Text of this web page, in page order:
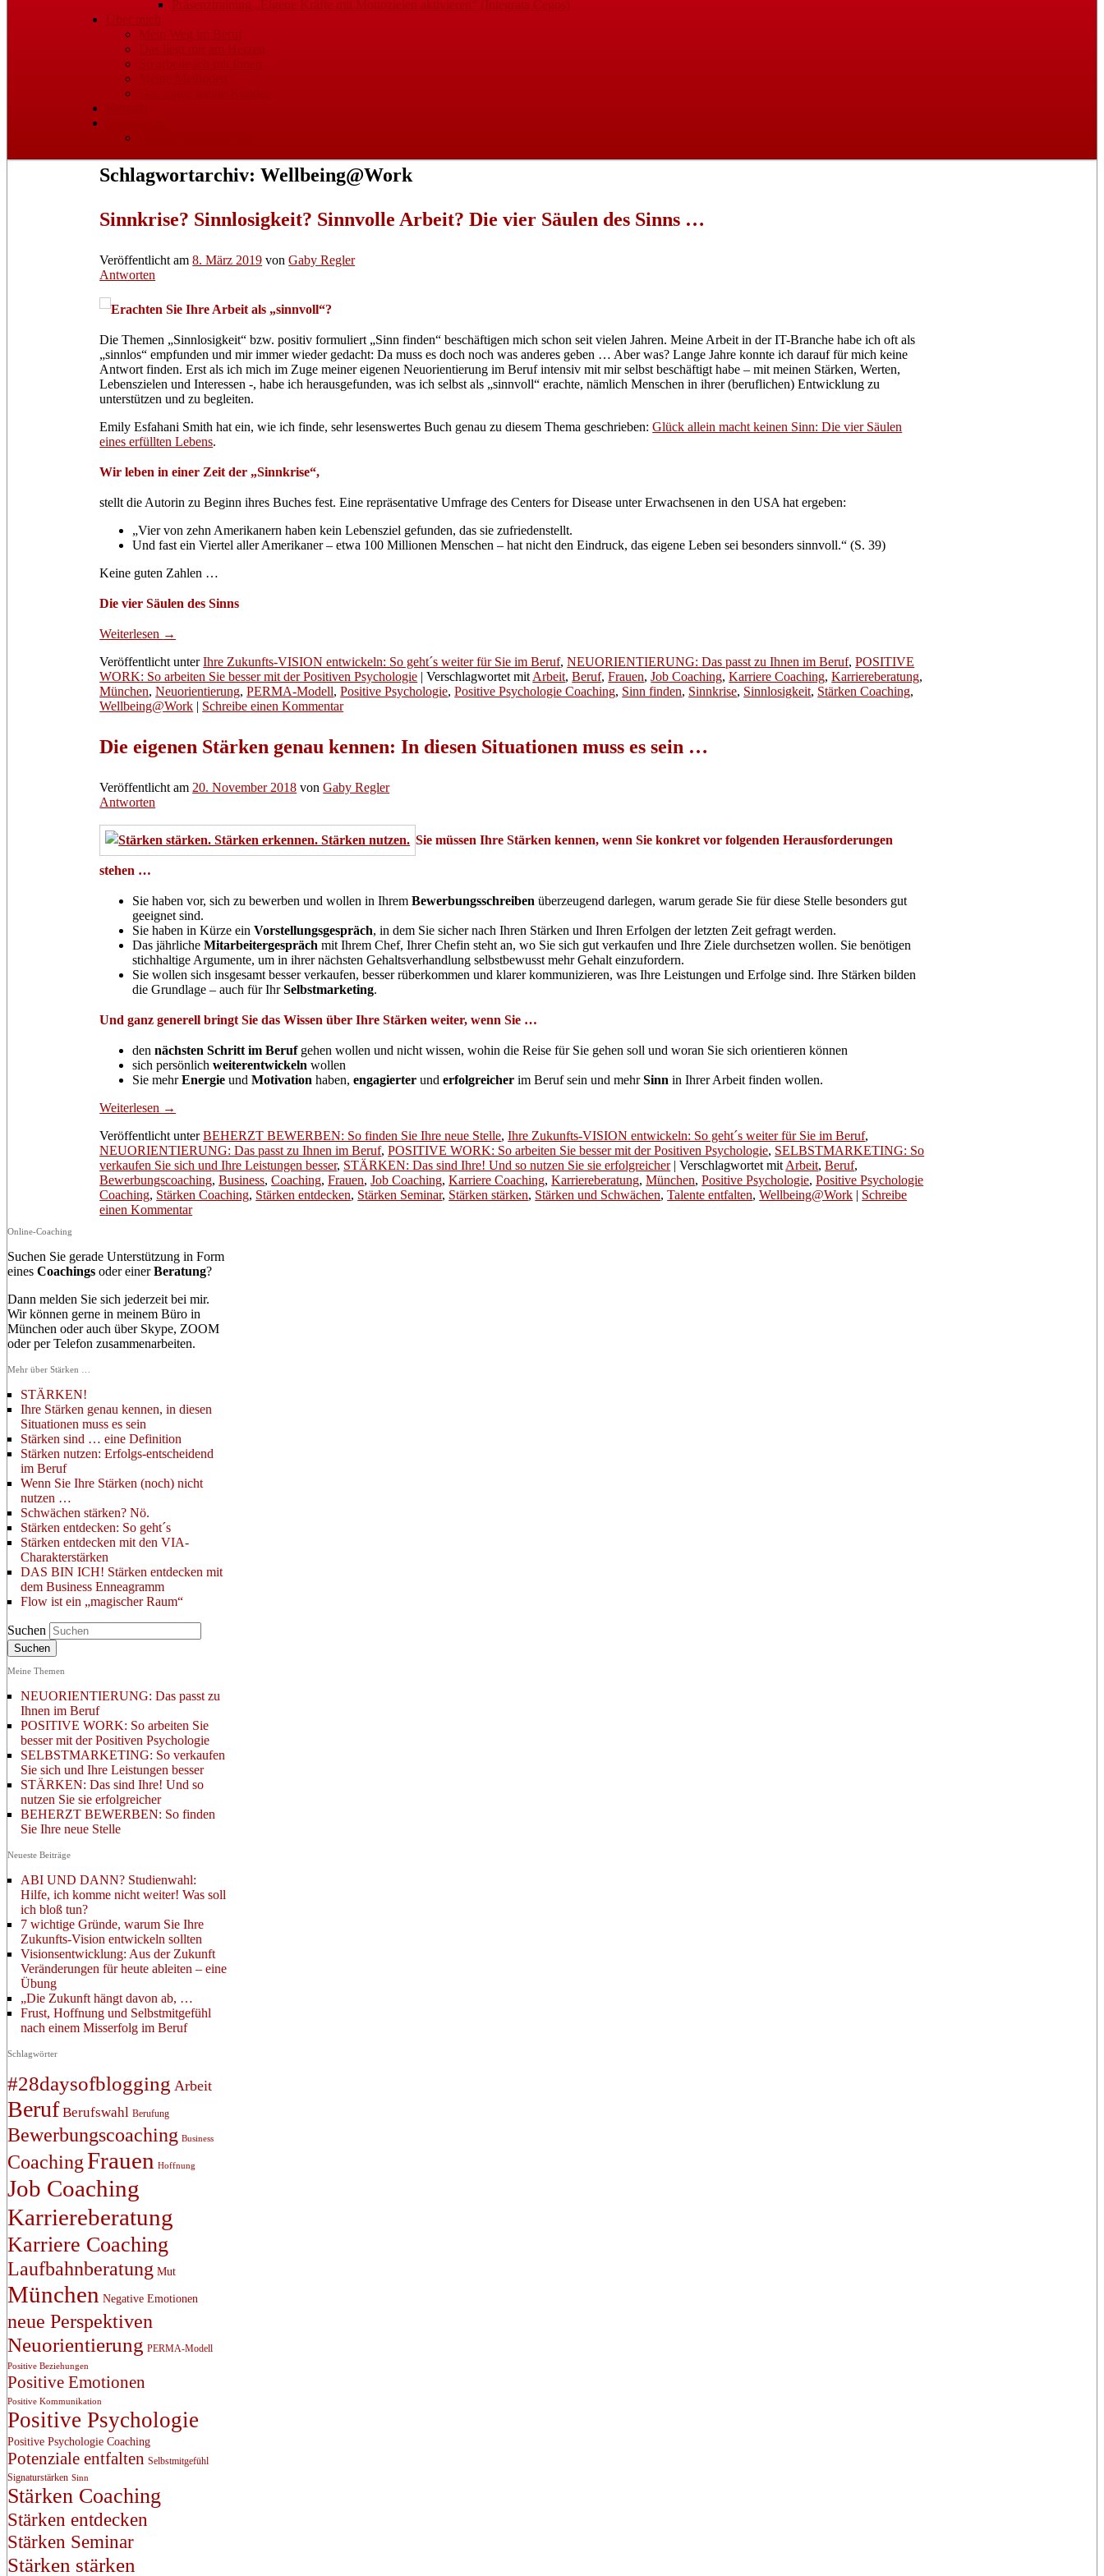
Präsenztraining „Eigene Kräfte mit Mottozielen aktivieren“ (Integrata Cegos)
Über mich
Mein Weg im Beruf
Schlagwortarchiv:Wellbeing@Work
Sinnkrise? Sinnlosigkeit? Sinnvolle Arbeit? Die vier Säulen des Sinns …
Veröffentlicht am8. März 2019 vonGaby Regler
Antworten
Erachten Sie Ihre Arbeit als „sinnvoll“?
Die Themen „Sinnlosigkeit“ bzw. positiv formuliert „Sinn finden“ beschäftigen mich schon seit vielen Jahren. Meine Arbeit in der IT-Branche habe ich oft als
„sinnlos“ empfunden und mir immer wieder gedacht: Da muss es doch noch was anderes geben … Aber was? Lange Jahre konnte ich darauf für mich keine
Antwort finden. Erst als ich mich im Zuge meiner eigenen Neuorientierung im Beruf intensiv mit mir selbst beschäftigt habe – mit meinen Stärken, Werten,
Lebenszielen und Interessen -, habe ich herausgefunden, was ich selbst als „sinnvoll“ erachte, nämlich Menschen in ihrer (beruflichen) Entwicklung zu
unterstützen und zu begleiten.
Emily Esfahani Smith hat ein, wie ich finde, sehr lesenswertes Buch genau zu diesem Thema geschrieben:Glück allein macht keinen Sinn: Die vier Säulen
eines erfüllten Lebens.
Wir leben in einer Zeit der „Sinnkrise“,
stellt die Autorin zu Beginn ihres Buches fest. Eine repräsentative Umfrage des Centers for Disease unter Erwachsenen in den USA hat ergeben:
„Vier von zehn Amerikanern haben kein Lebensziel gefunden, das sie zufriedenstellt.
Und fast ein Viertel aller Amerikaner – etwa 100 Millionen Menschen – hat nicht den Eindruck, das eigene Leben sei besonders sinnvoll.“ (S. 39)
Keine guten Zahlen …
Die vier Säulen des Sinns
Weiterlesen →
Veröffentlicht unter Ihre Zukunfts-VISION entwickeln: So geht´s weiter für Sie im Beruf,NEUORIENTIERUNG: Das passt zu Ihnen im Beruf,POSITIVE
WORK: So arbeiten Sie besser mit der Positiven Psychologie |Verschlagwortet mitArbeit,Beruf,Frauen,Job Coaching,Karriere Coaching,Karriereberatung,
München,Neuorientierung,PERMA-Modell,Positive Psychologie,Positive Psychologie Coaching, Sinn finden, Sinnkrise, Sinnlosigkeit, Stärken Coaching,
Wellbeing@Work | Schreibe einen Kommentar
Die eigenen Stärken genau kennen: In diesen Situationen muss es sein …
Veröffentlicht am20. November 2018 vonGaby Regler
Antworten
Sie müssen Ihre Stärken kennen, wenn Sie konkret vor folgenden Herausforderungen
stehen …
Sie haben vor, sich zu bewerben und wollen in IhremBewerbungsschreibenüberzeugend darlegen, warum gerade Sie für diese Stelle besonders gut
geeignet sind.
Sie haben in Kürze einVorstellungsgespräch, in dem Sie sicher nach Ihren Stärken und Ihren Erfolgen der letzten Zeit gefragt werden.
Das jährlicheMitarbeitergespräch mit Ihrem Chef, Ihrer Chefin steht an, wo Sie sich gut verkaufen und Ihre Ziele durchsetzen wollen. Sie benötigen
stichhaltige Argumente, um in ihrer nächsten Gehaltsverhandlung selbstbewusst mehr Gehalt einzufordern.
Sie wollen sich insgesamt besser verkaufen, besser rüberkommen und klarer kommunizieren, was Ihre Leistungen und Erfolge sind. Ihre Stärken bilden
die Grundlage – auch für IhrSelbstmarketing.
Und ganz generell bringt Sie das Wissen über Ihre Stärken weiter, wenn Sie …
dennächsten Schrittim Berufgehen wollen und nicht wissen, wohin die Reise für Sie gehen soll und woran Sie sich orientieren können
sich persönlichweiterentwickeln wollen
Sie mehrEnergie undMotivation haben,engagierter underfolgreicher im Beruf sein und mehrSinn in Ihrer Arbeit finden wollen.
Weiterlesen →
Veröffentlicht unter BEHERZT BEWERBEN: So finden Sie Ihre neue Stelle,Ihre Zukunfts-VISION entwickeln: So geht´s weiter für Sie im Beruf,
NEUORIENTIERUNG: Das passt zu Ihnen im Beruf,POSITIVE WORK: So arbeiten Sie besser mit der Positiven Psychologie, SELBSTMARKETING: So
verkaufen Sie sich und Ihre Leistungen besser, STÄRKEN: Das sind Ihre! Und so nutzen Sie sie erfolgreicher |Verschlagwortet mitArbeit,Beruf,
Bewerbungscoaching,Business,Coaching,Frauen,Job Coaching,Karriere Coaching,Karriereberatung,München,Positive Psychologie,Positive Psychologie
Coaching, Stärken Coaching, Stärken entdecken, Stärken Seminar, Stärken stärken, Stärken und Schwächen,Talente entfalten,Wellbeing@Work | Schreibe
einen Kommentar
Online-Coaching
Suchen Sie gerade Unterstützung in Form
eines Coachings oder einerBeratung?
Dann melden Sie sich jederzeit bei mir.
Wir können gerne in meinem Büro in
München oder auch über Skype, ZOOM
oder per Telefon zusammenarbeiten.
Mehr über Stärken …
STÄRKEN!
Ihre Stärken genau kennen, in diesen
Situationen muss es sein
Stärken sind … eine Definition
Stärken nutzen: Erfolgs-entscheidend
im Beruf
Wenn Sie Ihre Stärken (noch) nicht
nutzen …
Schwächen stärken? Nö.
Stärken entdecken: So geht´s
Stärken entdecken mit den VIA-
Charakterstärken
DAS BIN ICH! Stärken entdecken mit
dem Business Enneagramm
Flow ist ein „magischer Raum“
Suchen
Meine Themen
NEUORIENTIERUNG: Das passt zu
Ihnen im Beruf
POSITIVE WORK: So arbeiten Sie
besser mit der Positiven Psychologie
SELBSTMARKETING: So verkaufen
Sie sich und Ihre Leistungen besser
STÄRKEN: Das sind Ihre! Und so
nutzen Sie sie erfolgreicher
BEHERZT BEWERBEN: So finden
Sie Ihre neue Stelle
Neueste Beiträge
ABI UND DANN? Studienwahl:
Hilfe, ich komme nicht weiter! Was soll
ich bloß tun?
7 wichtige Gründe, warum Sie Ihre
Zukunfts-Vision entwickeln sollten
Visionsentwicklung: Aus der Zukunft
Veränderungen für heute ableiten – eine
Übung
„Die Zukunft hängt davon ab, …
Frust, Hoffnung und Selbstmitgefühl
nach einem Misserfolg im Beruf
Schlagwörter
#28daysofblogging Arbeit
Beruf Berufswahl Berufung
Bewerbungscoaching Business
CoachingFrauen Hoffnung
Job Coaching
Karriereberatung
Karriere Coaching
Laufbahnberatung Mut
München Negative Emotionen
neue Perspektiven
Neuorientierung PERMA-Modell
Positive Beziehungen
Positive Emotionen
Positive Kommunikation
Positive Psychologie
Positive Psychologie Coaching
Potenziale entfalten Selbstmitgefühl
Signaturstärken Sinn
Stärken Coaching
Stärken entdecken
Stärken Seminar
Stärken stärken